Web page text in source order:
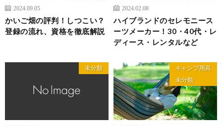
2024.09.05
かいご畑の評判！しつこい？
登録の流れ、資格を徹底解説
2024.02.08
ハイブランドのセレモニース
ーツメーカー！30・40代・レ
ディース・レンタルなど
未分類
キャンプ用具
未分類